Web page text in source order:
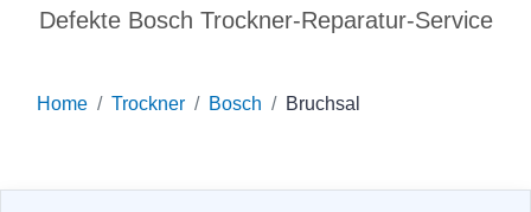
Defekte Bosch Trockner-Reparatur-Service
Home Trockner Bosch Bruchsal